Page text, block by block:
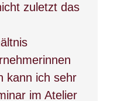
zuletzt das
kann ich sehr
im Atelier